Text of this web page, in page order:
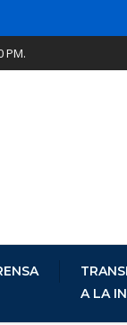
PM.
A LA